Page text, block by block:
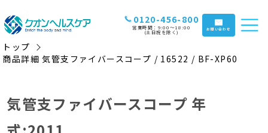
0120-456-800
営業時間：9:00〜18:00
(土日祝を除く) お問い合わせ
トップ
商品詳細 気管支ファイバースコープ / 16522 / BF-XP60
気管支ファイバースコープ 年